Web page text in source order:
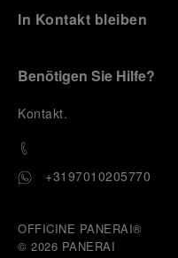
In Kontakt bleiben
Benötigen Sie Hilfe?
Kontakt.
+3197010205770
OFFICINE PANERAI®
© 2026 PANERAI